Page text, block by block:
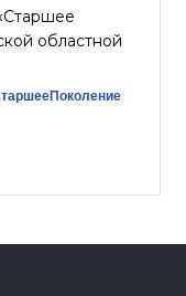
областной